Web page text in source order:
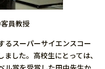
員教授
るスーパーサイエンスコー
した。高校生にとっては、